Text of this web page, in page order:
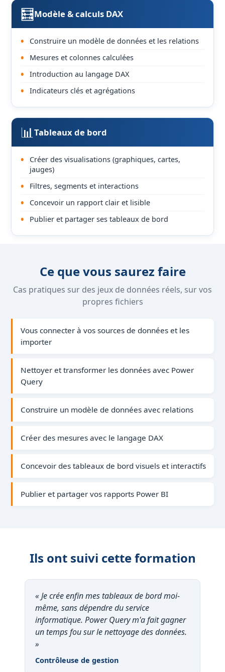
🧮Modèle & calculs DAX
Construire un modèle de données et les relations
Mesures et colonnes calculées
Introduction au langage DAX
Indicateurs clés et agrégations
📊Tableaux de bord
Créer des visualisations (graphiques, cartes,
jauges)
Filtres, segments et interactions
Concevoir un rapport clair et lisible
Publier et partager ses tableaux de bord
Ce que vous saurez faire
Cas pratiques sur des jeux de données réels, sur vos
propres fichiers
Vous connecter à vos sources de données et les
importer
Nettoyer et transformer les données avec Power
Query
Construire un modèle de données avec relations
Créer des mesures avec le langage DAX
Concevoir des tableaux de bord visuels et interactifs
Publier et partager vos rapports Power BI
Ils ont suivi cette formation
« Je crée enfin mes tableaux de bord moi-
même, sans dépendre du service
informatique. Power Query m'a fait gagner
un temps fou sur le nettoyage des données.
»
Contrôleuse de gestion